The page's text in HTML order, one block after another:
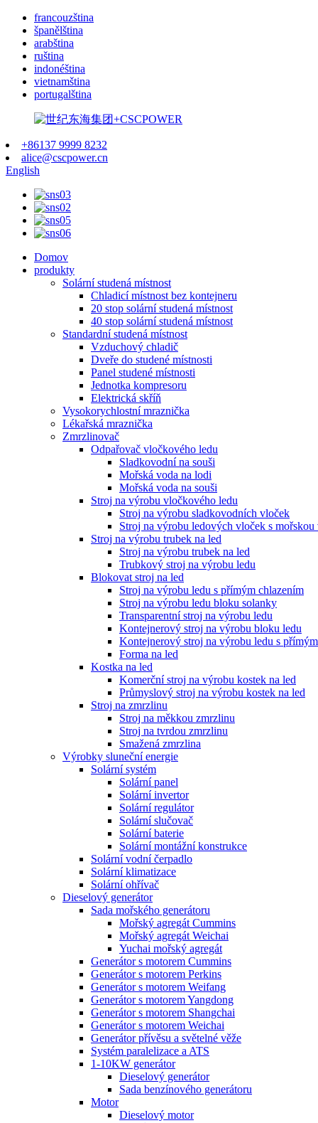
francouzština
španělština
arabština
ruština
indonéština
vietnamština
portugalština
+86137 9999 8232
alice@cscpower.cn
English
Domov
produkty
Solární studená místnost
Chladicí místnost bez kontejneru
20 stop solární studená místnost
40 stop solární studená místnost
Standardní studená místnost
Vzduchový chladič
Dveře do studené místnosti
Panel studené místnosti
Jednotka kompresoru
Elektrická skříň
Vysokorychlostní mraznička
Lékařská mraznička
Zmrzlinovač
Odpařovač vločkového ledu
Sladkovodní na souši
Mořská voda na lodi
Mořská voda na souši
Stroj na výrobu vločkového ledu
Stroj na výrobu sladkovodních vloček
Stroj na výrobu ledových vloček s mořskou
Stroj na výrobu trubek na led
Stroj na výrobu trubek na led
Trubkový stroj na výrobu ledu
Blokovat stroj na led
Stroj na výrobu ledu s přímým chlazením
Stroj na výrobu ledu bloku solanky
Transparentní stroj na výrobu ledu
Kontejnerový stroj na výrobu bloku ledu
Kontejnerový stroj na výrobu ledu s
Forma na led
Kostka na led
Komerční stroj na výrobu kostek na led
Průmyslový stroj na výrobu kostek na led
Stroj na zmrzlinu
Stroj na měkkou zmrzlinu
Stroj na tvrdou zmrzlinu
Smažená zmrzlina
Výrobky sluneční energie
Solární systém
Solární panel
Solární invertor
Solární regulátor
Solární slučovač
Solární baterie
Solární montážní konstrukce
Solární vodní čerpadlo
Solární klimatizace
Solární ohřívač
Dieselový generátor
Sada mořského generátoru
Mořský agregát Cummins
Mořský agregát Weichai
Yuchai mořský agregát
Generátor s motorem Cummins
Generátor s motorem Perkins
Generátor s motorem Weifang
Generátor s motorem Yangdong
Generátor s motorem Shangchai
Generátor s motorem Weichai
Generátor přívěsu a světelné věže
Systém paralelizace a ATS
1-10KW generátor
Dieselový generátor
Sada benzínového generátoru
Motor
Dieselový motor